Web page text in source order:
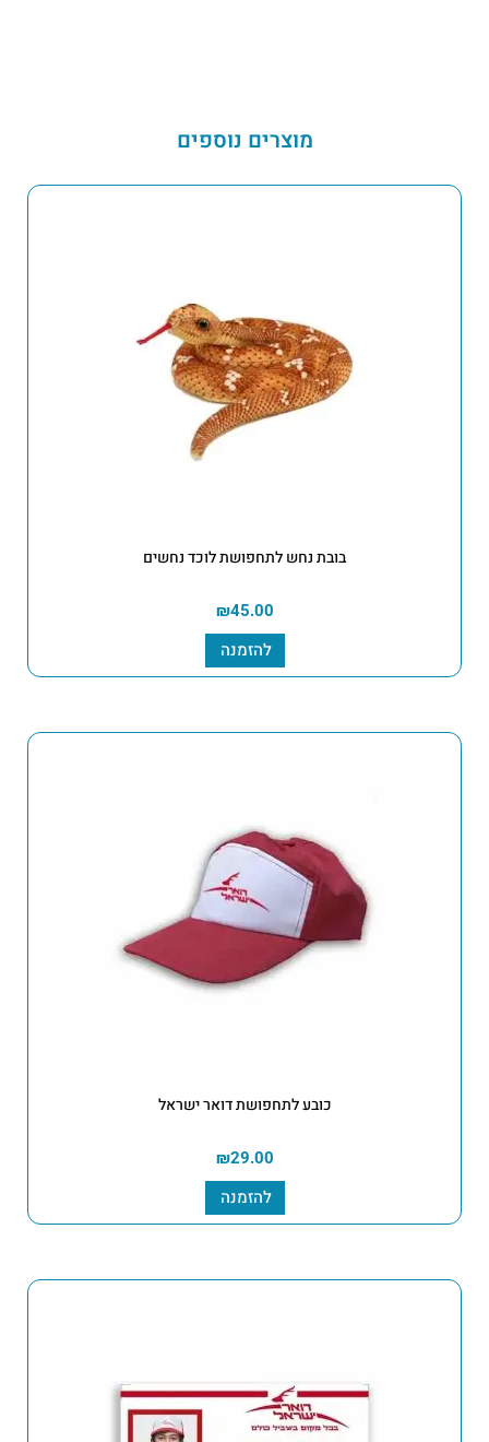
מוצרים נוספים
בובת נחש לתחפושת לוכד נחשים
₪45.00
להזמנה
כובע לתחפושת דואר ישראל
₪29.00
להזמנה